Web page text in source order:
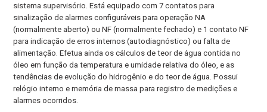
sistema supervisório. Está equipado com 7 contatos para
sinalização de alarmes configuráveis para operação NA
(normalmente aberto) ou NF (normalmente fechado) e 1 contato NF
para indicação de erros internos (autodiagnóstico) ou falta de
alimentação. Efetua ainda os cálculos de teor de água contida no
óleo em função da temperatura e umidade relativa do óleo, e as
tendências de evolução do hidrogênio e do teor de água. Possui
relógio interno e memória de massa para registro de medições e
alarmes ocorridos.